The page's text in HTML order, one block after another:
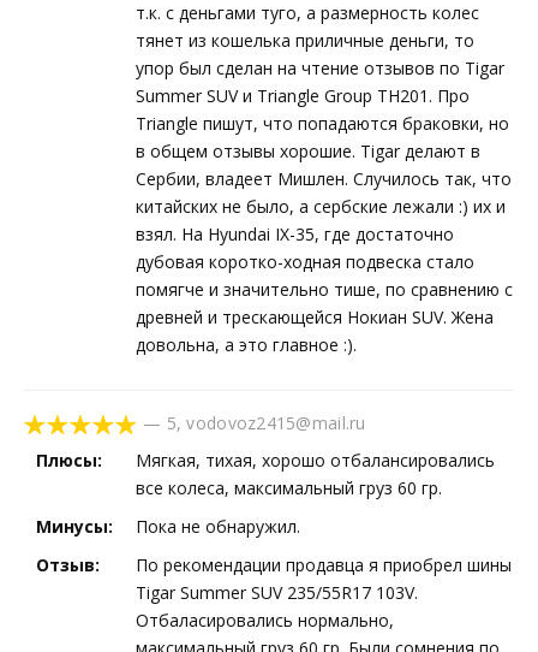
т.к. с деньгами туго, а размерность колес
тянет из кошелька приличные деньги, то
упор был сделан на чтение отзывов по Tigar
Summer SUV и Triangle Group TH201. Про
Triangle пишут, что попадаются браковки, но
в общем отзывы хорошие. Tigar делают в
Сербии, владеет Мишлен. Случилось так, что
китайских не было, а сербские лежали :) их и
взял. На Hyundai IX-35, где достаточно
дубовая коротко-ходная подвеска стало
помягче и значительно тише, по сравнению с
древней и трескающейся Нокиан SUV. Жена
довольна, а это главное :).
— 5,vodovoz2415@mail.ru
Плюсы:
Мягкая, тихая, хорошо отбалансировались
все колеса, максимальный груз 60 гр.
Минусы:
Пока не обнаружил.
Отзыв:
По рекомендации продавца я приобрел шины
Tigar Summer SUV 235/55R17 103V.
Отбаласировались нормально,